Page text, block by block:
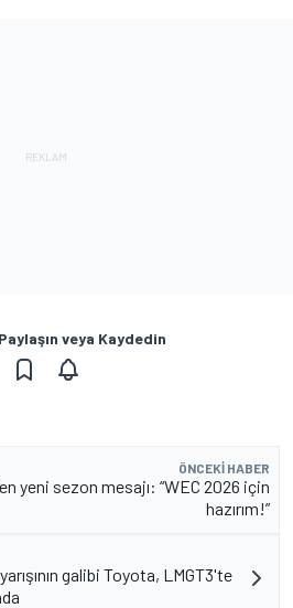
veya Kaydedin
ÖNCEKI HABER
yeni sezon mesajı: “WEC 2026 için
hazırım!”
galibi Toyota, LMGT3'te